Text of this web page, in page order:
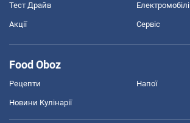
Тест Драйв Електромобілі
Акції Сервіс
Food Oboz
Рецепти Напої
Новини Кулінарії